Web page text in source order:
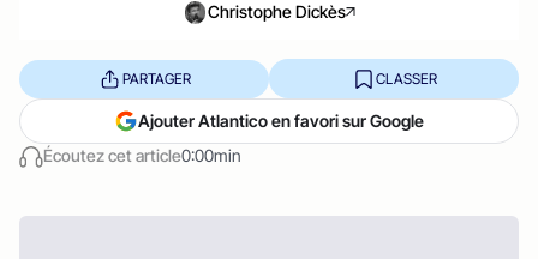
Christophe Dickès
Écoutez cet article0:00min
PARTAGER CLASSER
Ajouter Atlantico en favori sur Google